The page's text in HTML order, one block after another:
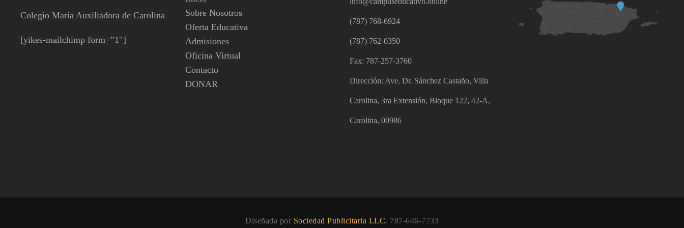
Colegio María Auxiliadora de Carolina
[yikes-mailchimp form=”1″]
Sobre Nosotros
Oferta Educativa
Admisiones
Oficina Virtual
Contacto
DONAR
(787) 768-6924
(787) 762-0350
Fax: 787-257-3760
Dirección: Ave. Dr. Sánchez Castaño, Villa
Carolina, 3ra Extensión, Bloque 122, 42-A,
Carolina, 00986
Diseñada por Sociedad Publicitaria LLC. 787-646-7733